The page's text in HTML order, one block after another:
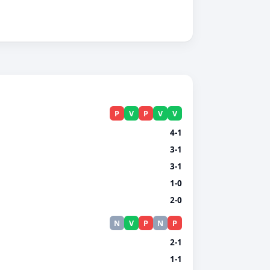
P V P V V
4-1
3-1
3-1
1-0
2-0
N V P N P
2-1
1-1